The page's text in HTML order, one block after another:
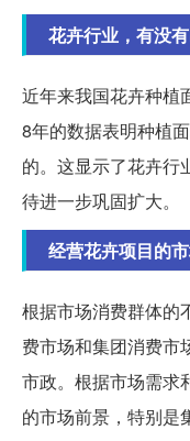
花卉行业，有没
近年来我国花卉种植
8年的数据表明种植
的。这显示了花卉行
待进一步巩固扩大。
经营花卉项目的
根据市场消费群体的
费市场和集团消费市
市政。根据市场需求
的市场前景，特别是